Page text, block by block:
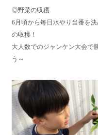
◎野菜の収穫
6月頃から毎日水やり当番を
の収穫！
大人数でのジャンケン大会で
う～